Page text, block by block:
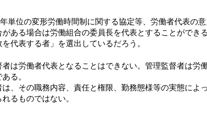
単位の変形労働時間制に関する協定等、労働者代表の
ある場合は労働組合の委員長を代表とすることができ
代表する者」を選出しているだろう。
は労働者代表となることはできない。管理監督者は労
る。
、その職務内容、責任と権限、勤務態様等の実態によ
るものではない。